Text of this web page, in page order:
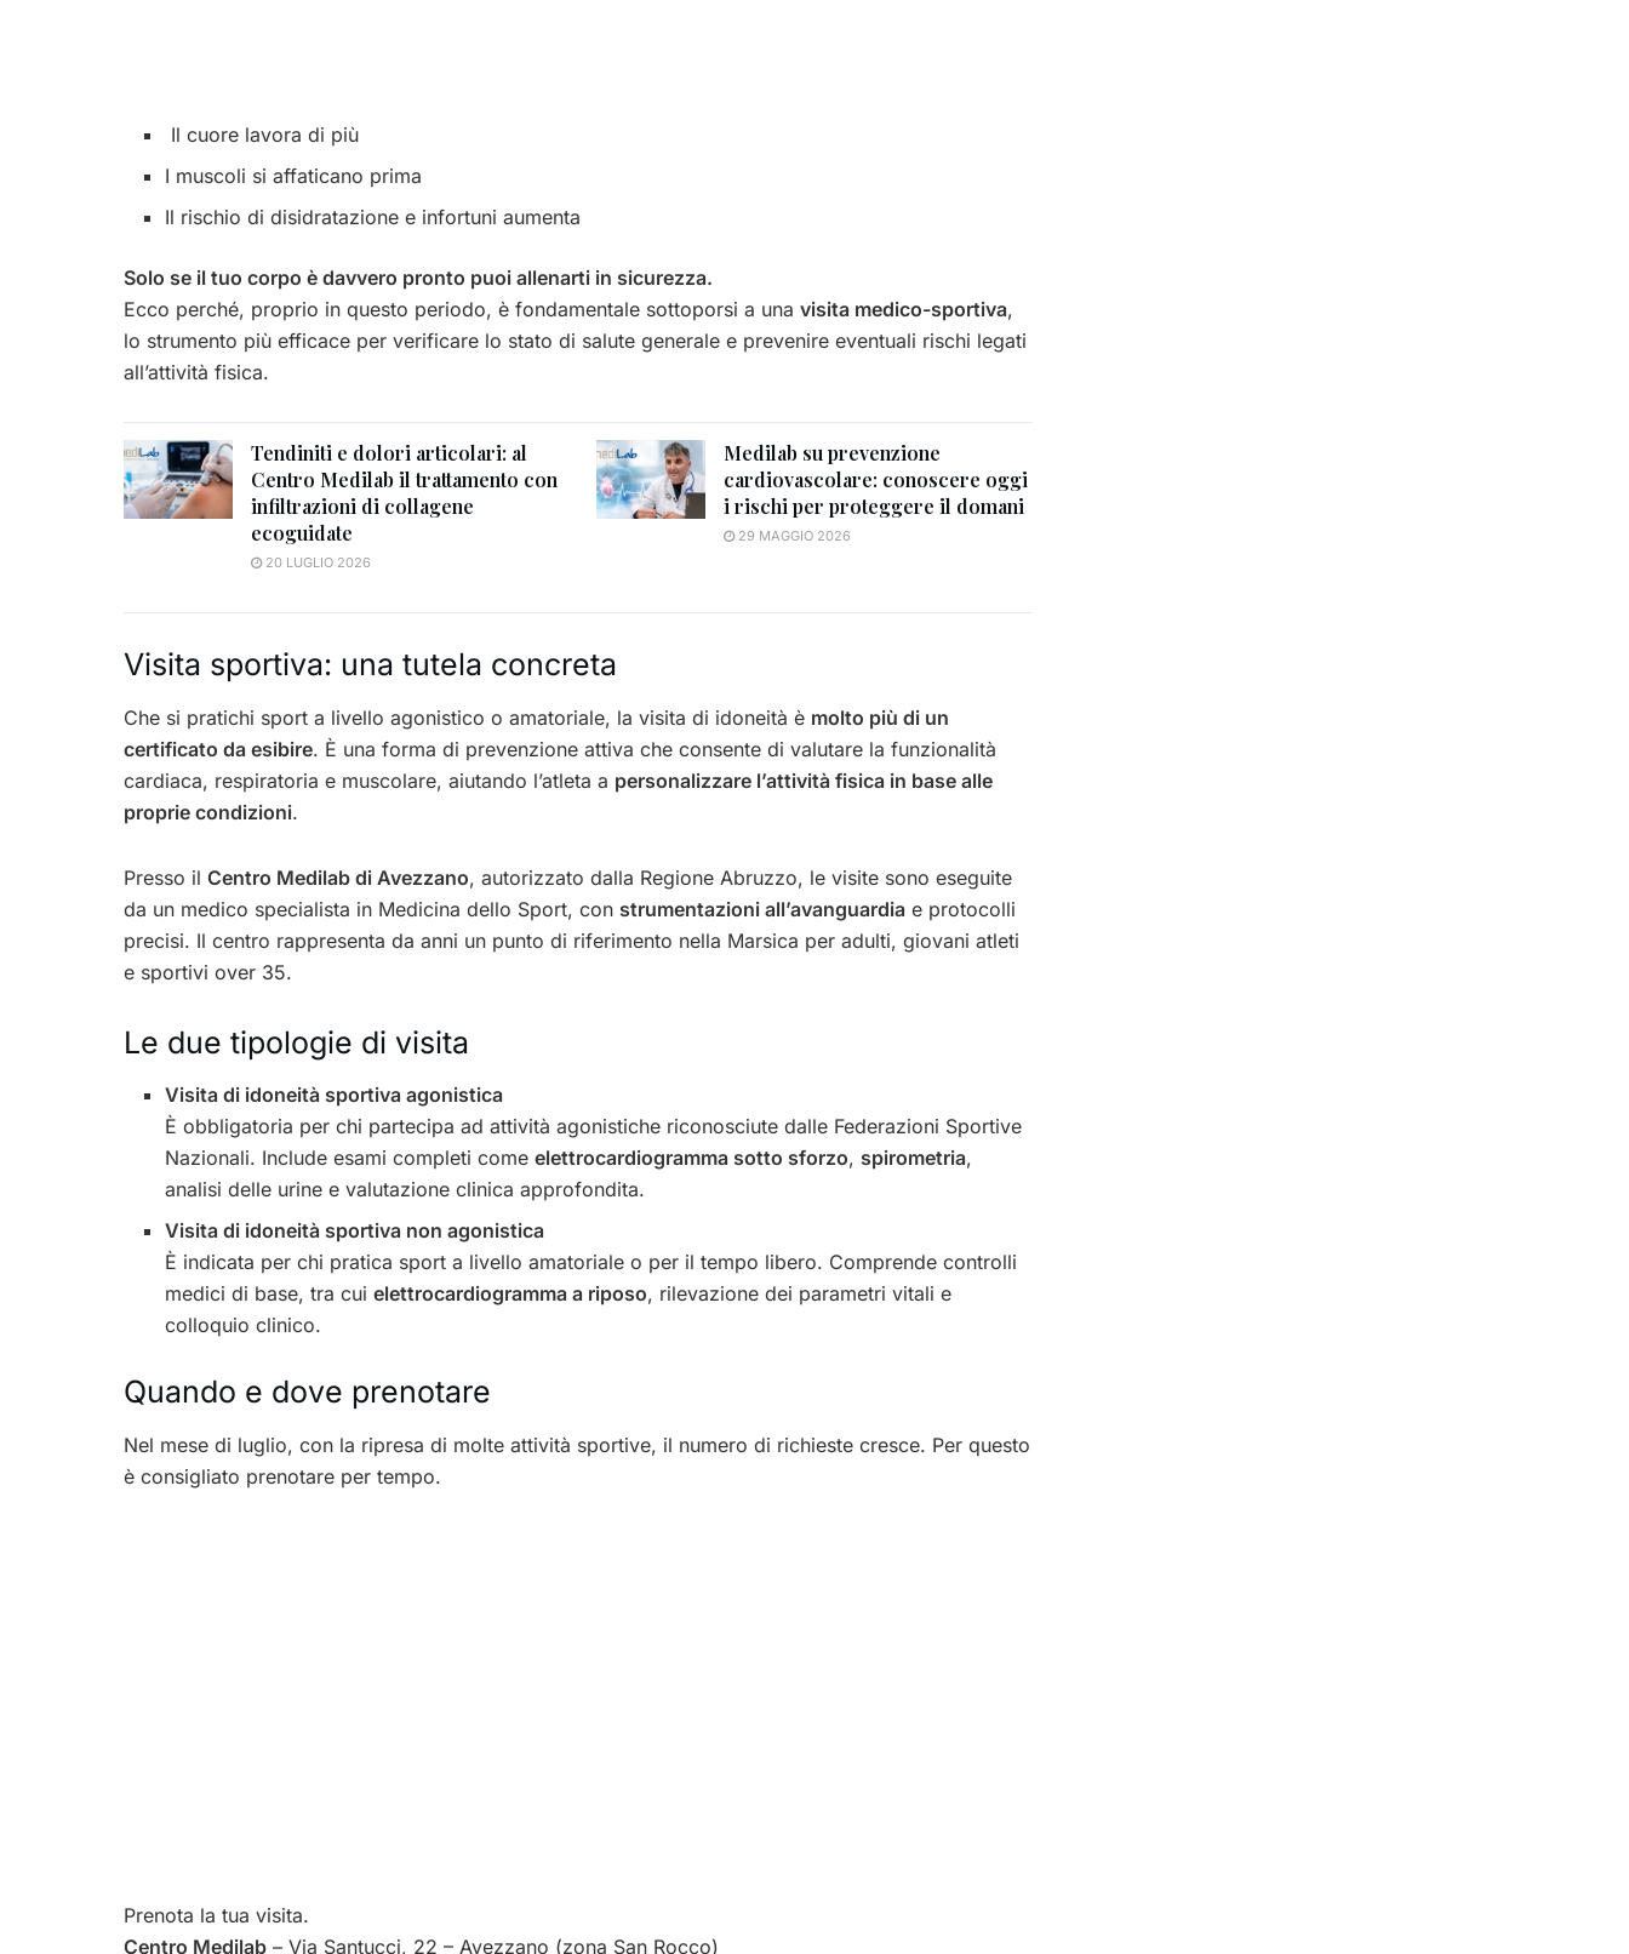
Il cuore lavora di più
I muscoli si affaticano prima
Il rischio di disidratazione e infortuni aumenta
Solo se il tuo corpo è davvero pronto puoi allenarti in sicurezza.
Ecco perché, proprio in questo periodo, è fondamentale sottoporsi a una visita medico-sportiva,
lo strumento più efficace per verificare lo stato di salute generale e prevenire eventuali rischi legati
all’attività fisica.
Tendiniti e dolori articolari: al
Centro Medilab il trattamento con
infiltrazioni di collagene
ecoguidate
20 LUGLIO 2026
Medilab su prevenzione
cardiovascolare: conoscere oggi
i rischi per proteggere il domani
29 MAGGIO 2026
Visita sportiva: una tutela concreta
Che si pratichi sport a livello agonistico o amatoriale, la visita di idoneità è molto più di un
certificato da esibire. È una forma di prevenzione attiva che consente di valutare la funzionalità
cardiaca, respiratoria e muscolare, aiutando l’atleta a personalizzare l’attività fisica in base alle
proprie condizioni.
Presso il Centro Medilab di Avezzano, autorizzato dalla Regione Abruzzo, le visite sono eseguite
da un medico specialista in Medicina dello Sport, con strumentazioni all’avanguardia e protocolli
precisi. Il centro rappresenta da anni un punto di riferimento nella Marsica per adulti, giovani atleti
e sportivi over 35.
Le due tipologie di visita
Visita di idoneità sportiva agonistica
È obbligatoria per chi partecipa ad attività agonistiche riconosciute dalle Federazioni Sportive
Nazionali. Include esami completi comeelettrocardiogramma sotto sforzo, spirometria,
analisi delle urine e valutazione clinica approfondita.
Visita di idoneità sportiva non agonistica
È indicata per chi pratica sport a livello amatoriale o per il tempo libero. Comprende controlli
medici di base, tra cuielettrocardiogramma a riposo, rilevazione dei parametri vitali e
colloquio clinico.
Quando e dove prenotare
Nel mese di luglio, con la ripresa di molte attività sportive, il numero di richieste cresce. Per questo
è consigliato prenotare per tempo.
Prenota la tua visita.
Centro Medilab – Via Santucci, 22 – Avezzano (zona San Rocco)